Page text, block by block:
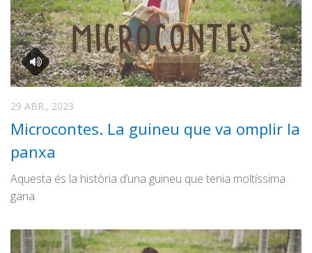
NEC: El pòdcast
Només faltava això
Ràdio Culturitza’t
Records Guinness
Temps d’estiu
29 ABR., 2023
Microcontes. La guineu que va omplir la
panxa
Aquesta és la història d’una guineu que tenia moltíssima
gana.